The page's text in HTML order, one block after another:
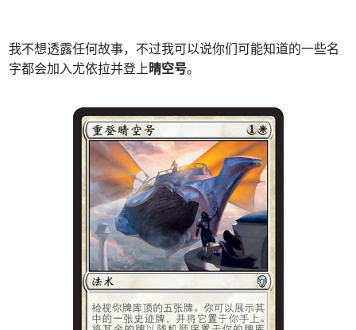
我不想透露任何故事，不过我可以说你们可能知道的一些名
字都会加入尤依拉并登上晴空号。